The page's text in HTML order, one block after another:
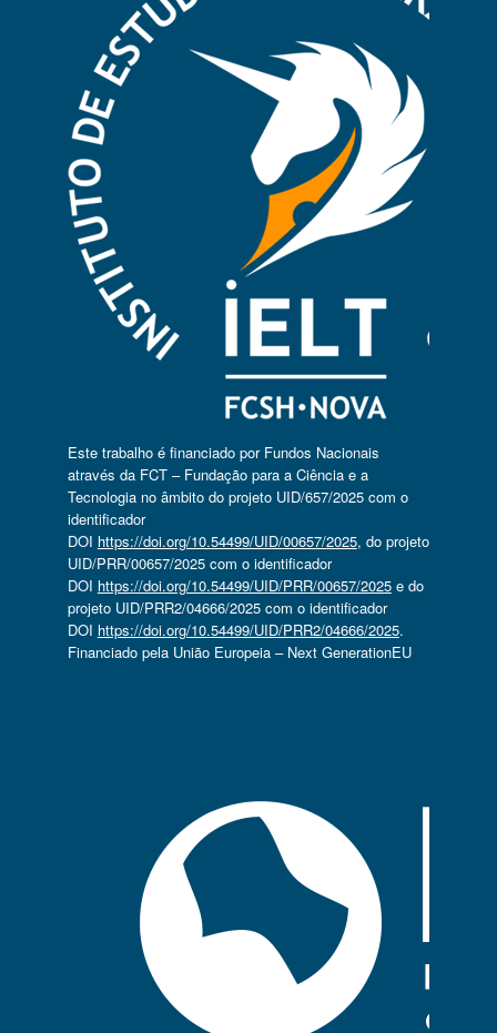
Este trabalho é financiado por Fundos Nacionais
através da FCT – Fundação para a Ciência e a
Tecnologia no âmbito do projeto UID/657/2025 com o
identificador
DOI https://doi.org/10.54499/UID/00657/2025, do projeto
UID/PRR/00657/2025 com o identificador
DOI https://doi.org/10.54499/UID/PRR/00657/2025e do
projeto UID/PRR2/04666/2025 com o identificador
DOI https://doi.org/10.54499/UID/PRR2/04666/2025.
Financiado pela União Europeia – Next GenerationEU